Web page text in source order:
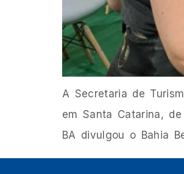
A Secretaria de
em Santa Catarina,
BA divulgou o Bahia